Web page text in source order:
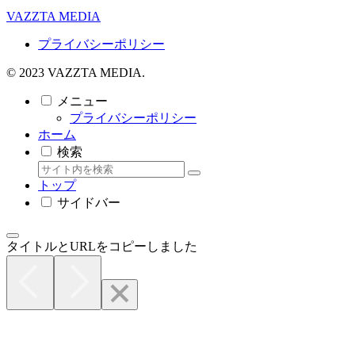
VAZZTA MEDIA
プライバシーポリシー
© 2023 VAZZTA MEDIA.
メニュー
プライバシーポリシー
ホーム
検索
トップ
サイドバー
タイトルとURLをコピーしました